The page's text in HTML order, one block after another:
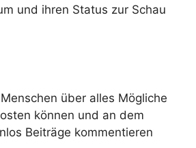
und ihren Status zur Schau
über alles Mögliche
können und an dem
Beiträge kommentieren